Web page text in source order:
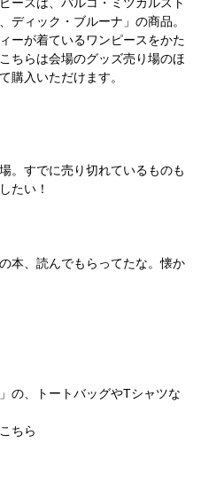
ディック・ブルーナ」の商品。
ーが着ているワンピースをかた
ちらは会場のグッズ売り場のほ
購入いただけます。
。すでに売り切れているものも
たい！
本、読んでもらってたな。懐か
の、トートバッグやTシャツな
ちら